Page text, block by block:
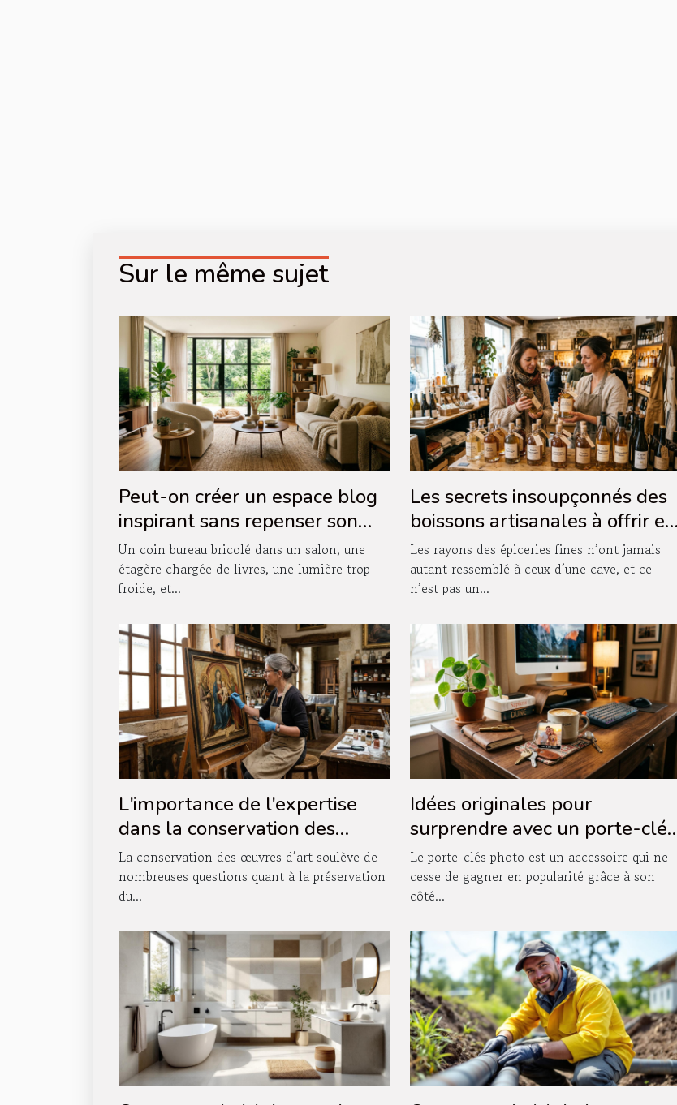
Sur le même sujet
Peut-on créer un espace blog
inspirant sans repenser son
agencement intérieur ?
Un coin bureau bricolé dans un salon, une
étagère chargée de livres, une lumière trop
froide, et...
Les secrets insoupçonnés des
boissons artisanales à offrir en
boutique
Les rayons des épiceries fines n’ont jamais
autant ressemblé à ceux d’une cave, et ce
n’est pas un...
L'importance de l'expertise
dans la conservation des
œuvres d'art
La conservation des œuvres d’art soulève de
nombreuses questions quant à la préservation
du...
Idées originales pour
surprendre avec un porte-clés
photo
Le porte-clés photo est un accessoire qui ne
cesse de gagner en popularité grâce à son
côté...